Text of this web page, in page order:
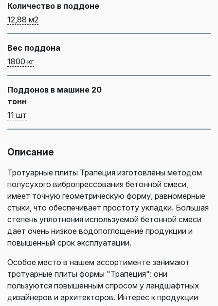
Количество в поддоне
12,88 м2
Вес поддона
1800 кг
Поддонов в машине 20
тонн
11 шт
Описание
Тротуарные плиты Трапеция изготовлены методом
полусухого вибропрессования бетонной смеси,
имеет точную геометрическую форму, равномерные
стыки, что обеспечивает простоту укладки. Большая
степень уплотнения используемой бетонной смеси
дает очень низкое водопоглощение продукции и
повышенный срок эксплуатации.
Особое место в нашем ассортименте занимают
тротуарные плиты формы "Трапеция": они
пользуются повышенным спросом у ландшафтных
дизайнеров и архитекторов. Интерес к продукции